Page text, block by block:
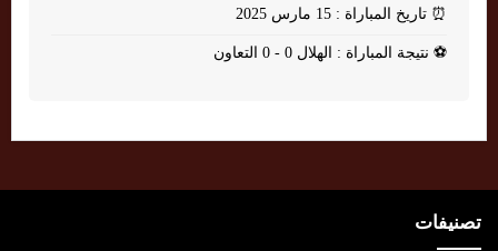
⏰ تاريخ المباراة : 15 مارس 2025
⚽ نتيجة المباراة : الهلال 0 - 0 التعاون
تصنيفات